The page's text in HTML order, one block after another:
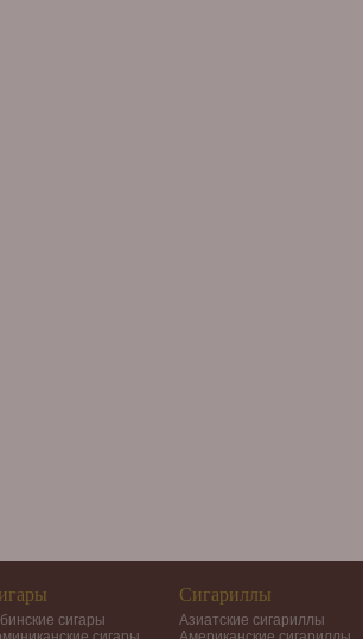
сигары
Сигариллы
Азиатские сигариллы